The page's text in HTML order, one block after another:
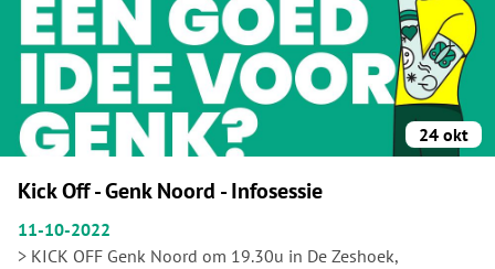
24 okt
Kick Off - Genk Noord - Infosessie
11-10-2022
> KICK OFF Genk Noord om 19.30u in De Zeshoek,